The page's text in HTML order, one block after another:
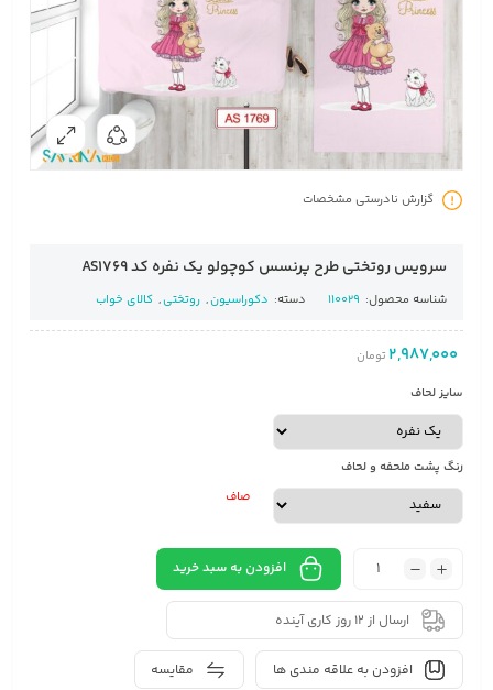
گزارش نادرستی مشخصات
سرویس روتختی طرح پرنسس کوچولو یک نفره کد AS1769
شناسه محصول: 110029 دسته: دکوراسیون, روتختی, کالای خواب
2,987,000 تومان
سایز لحاف
رنگ پشت ملحفه و لحاف
صاف
افزودن به سبد خرید
ارسال از 12 روز کاری آینده
مقایسه افزودن به علاقه مندی ها